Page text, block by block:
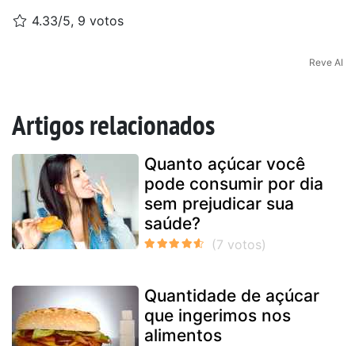
4.33/5, 9 votos
Reve AI
Artigos relacionados
Quanto açúcar você
pode consumir por dia
sem prejudicar sua
saúde?
Quantidade de açúcar
que ingerimos nos
alimentos